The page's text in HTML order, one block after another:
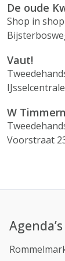
De oude
Shop in shop
Vaut!
W
Voorstraat
Agenda’s